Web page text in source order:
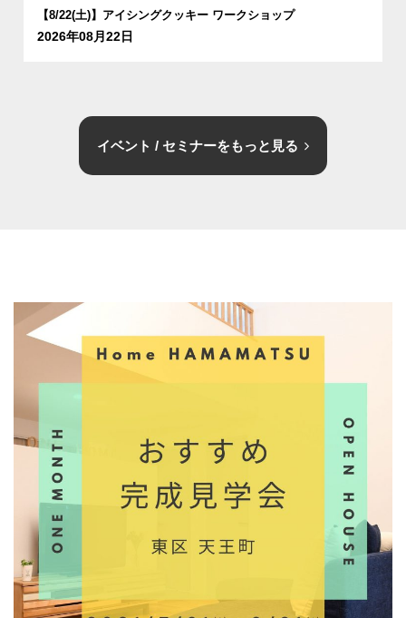
【8/22(土)】アイシングクッキー ワークショップ
2026年08月22日
イベント / セミナーをもっと見る